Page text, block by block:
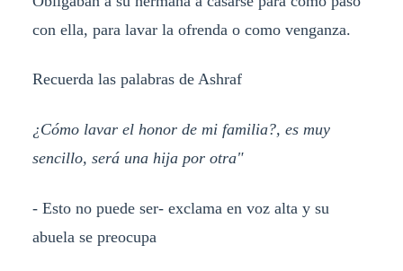
con ella, para lavar la ofrenda o como venganza.
Recuerda las palabras de Ashraf
¿Cómo lavar el honor de mi familia?, es muy
sencillo, será una hija por otra"
- Esto no puede ser- exclama en voz alta y su
abuela se preocupa